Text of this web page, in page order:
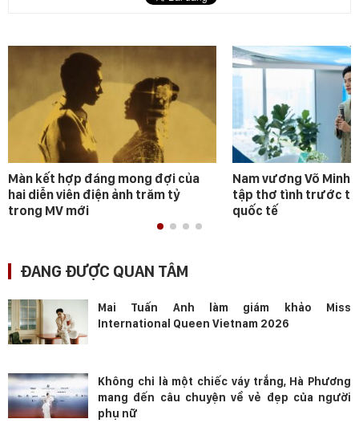
Màn kết hợp đáng mong đợi của
hai diễn viên điện ảnh trăm tỷ
trong MV mới
Nam vương Võ Minh
tập thơ tình trước
quốc tế
ĐANG ĐƯỢC QUAN TÂM
Mai Tuấn Anh làm giám khảo Miss
International Queen Vietnam 2026
Không chỉ là một chiếc váy trắng, Hà Phương
mang đến câu chuyện về vẻ đẹp của người
phụ nữ